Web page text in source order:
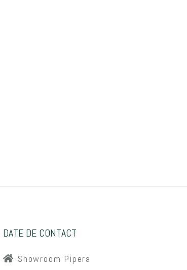
DATE DE CONTACT
Showroom Pipera